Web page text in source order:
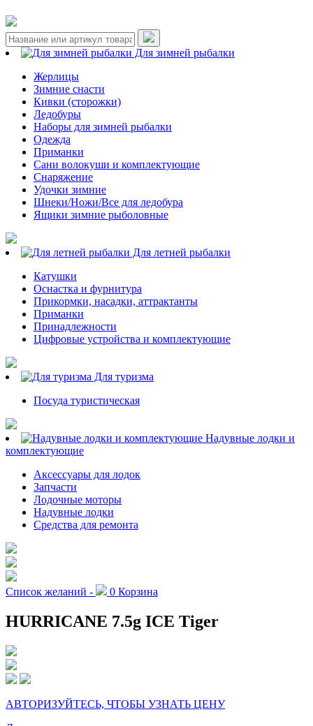
Для зимней рыбалки
Жерлицы
Зимние снасти
Кивки (сторожки)
Ледобуры
Наборы для зимней рыбалки
Одежда
Приманки
Сани волокуши и комплектующие
Снаряжение
Удочки зимние
Шнеки/Ножи/Все для ледобура
Ящики зимние рыболовные
Для летней рыбалки
Катушки
Оснастка и фурнитура
Прикормки, насадки, аттрактанты
Приманки
Принадлежности
Цифровые устройства и комплектующие
Для туризма
Посуда туристическая
Надувные лодки и
комплектующие
Аксессуары для лодок
Запчасти
Лодочные моторы
Надувные лодки
Средства для ремонта
Список желаний - 0 Корзина
HURRICANE 7.5g ICE Tiger
АВТОРИЗУЙТЕСЬ, ЧТОБЫ УЗНАТЬ ЦЕНУ